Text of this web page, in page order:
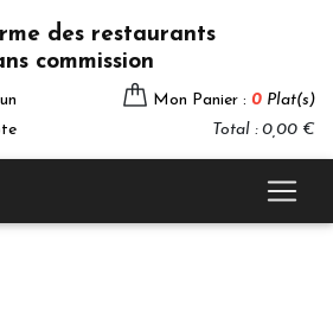
des restaurants
commission
Mon Panier : 0 Plat(s)
Total : 0,00 €